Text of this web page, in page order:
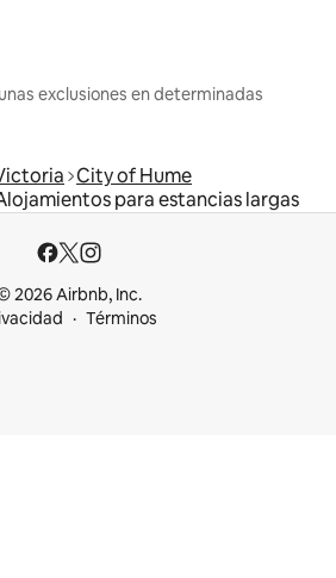
exclusiones en determinadas
City of Hume
para estancias largas
2026 Airbnb, Inc.
Términos